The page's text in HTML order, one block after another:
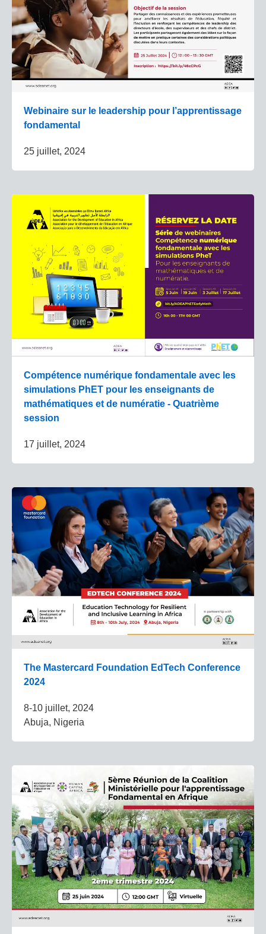
Webinaire sur le leadership pour l’apprentissage
fondamental
25 juillet, 2024
Compétence numérique fondamentale avec les
simulations PhET pour les enseignants de
mathématiques et de numératie - Quatrième
session
17 juillet, 2024
The Mastercard Foundation EdTech Conference
2024
8-10 juillet, 2024
Abuja, Nigeria